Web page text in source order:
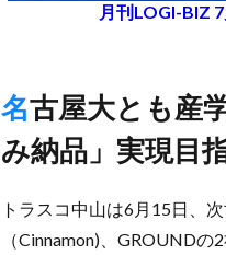
月刊LOGI-BIZ
名古屋大とも産学連携協定締結、26年にAIで需要予測し「先読
み納品」実現目
トラスコ中山は6月15日、
（Cinnamon)、GROUND